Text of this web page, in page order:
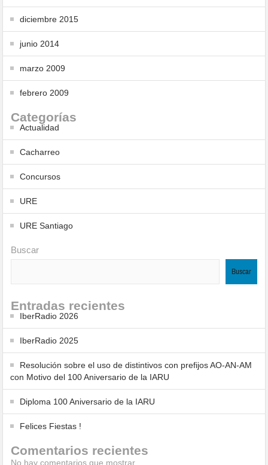
diciembre 2015
junio 2014
marzo 2009
febrero 2009
Categorías
Actualidad
Cacharreo
Concursos
URE
URE Santiago
Buscar
Buscar
Entradas recientes
IberRadio 2026
IberRadio 2025
Resolución sobre el uso de distintivos con prefijos AO-AN-AM
con Motivo del 100 Aniversario de la IARU
Diploma 100 Aniversario de la IARU
Felices Fiestas !
Comentarios recientes
No hay comentarios que mostrar.